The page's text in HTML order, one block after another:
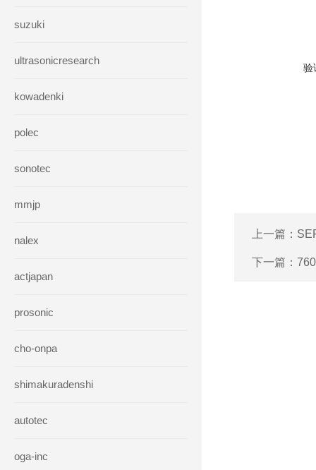
suzuki
ultrasonicresearch
kowadenki
polec
sonotec
mmjp
nalex
actjapan
prosonic
cho-onpa
shimakuradenshi
autotec
oga-inc
验
上一篇：
下一篇：